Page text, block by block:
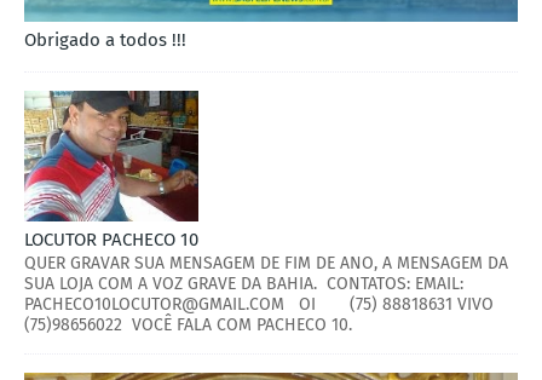
Obrigado a todos !!!
LOCUTOR PACHECO 10
QUER GRAVAR SUA MENSAGEM DE FIM DE ANO, A MENSAGEM DA
SUA LOJA COM A VOZ GRAVE DA BAHIA. CONTATOS: EMAIL:
PACHECO10LOCUTOR@GMAIL.COM OI (75) 88818631 VIVO
(75)98656022 VOCÊ FALA COM PACHECO 10.